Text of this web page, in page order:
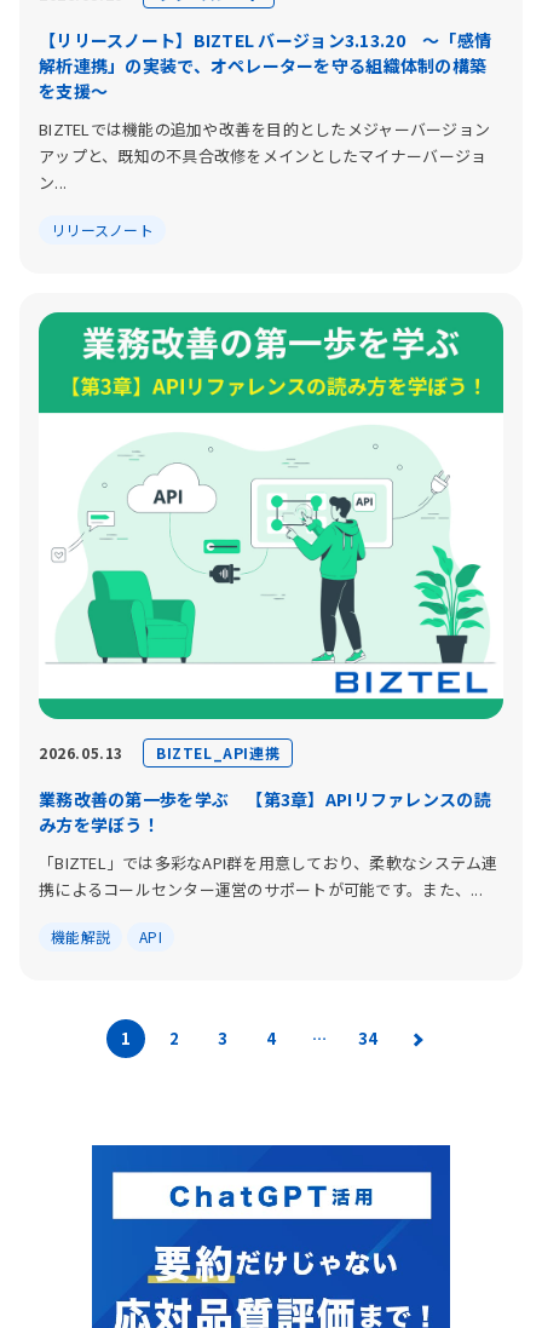
【リリースノート】BIZTEL バージョン3.13.20 〜「感情
解析連携」の実装で、オペレーターを守る組織体制の構築
を支援〜
BIZTELでは機能の追加や改善を目的としたメジャーバージョン
アップと、既知の不具合改修をメインとしたマイナーバージョ
ン...
リリースノート
2026.05.13 BIZTEL_API連携
業務改善の第一歩を学ぶ 【第3章】APIリファレンスの読
み方を学ぼう！
「BIZTEL」では多彩なAPI群を用意しており、柔軟なシステム連
携によるコールセンター運営のサポートが可能です。また、...
機能解説 API
1 2 3 4 … 34